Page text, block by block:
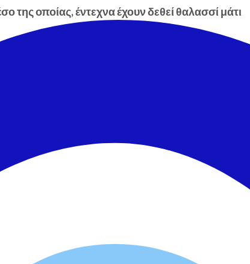
της οποίας, έντεχνα έχουν δεθεί θαλασσί μάτι